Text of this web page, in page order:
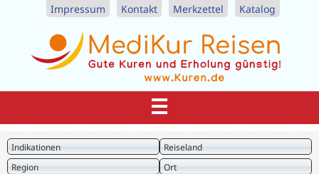
Impressum Kontakt Merkzettel Katalog
Indikationen
Reiseland
Region
Ort